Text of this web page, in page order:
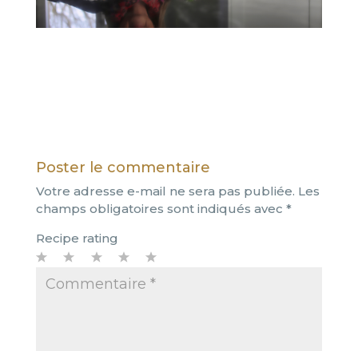
Poster le commentaire
Votre adresse e-mail ne sera pas publiée. Les
champs obligatoires sont indiqués avec *
Recipe rating
5
Stars
Stars
Stars
Star